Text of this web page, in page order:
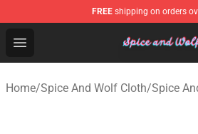
FREE shipping on orders
Open menu
Spice And Wolf Store - Official
Home/Spice And Wolf Cloth/Spice